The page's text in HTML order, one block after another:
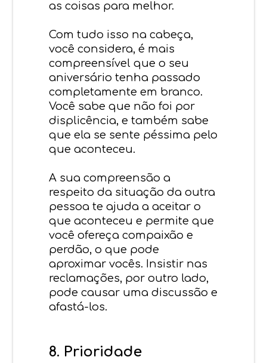
as coisas para melhor.
Com tudo isso na cabeça,
você considera, é mais
compreensível que o seu
aniversário tenha passado
completamente em branco.
Você sabe que não foi por
displicência, e também sabe
que ela se sente péssima pelo
que aconteceu.
A sua compreensão a
respeito da situação da outra
pessoa te ajuda a aceitar o
que aconteceu e permite que
você ofereça compaixão e
perdão, o que pode
aproximar vocês. Insistir nas
reclamações, por outro lado,
pode causar uma discussão e
afastá-los.
8. Prioridade